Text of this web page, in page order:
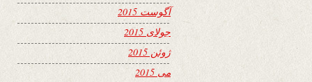
آگوست 2015
جولای 2015
ژوئن 2015
می 2015